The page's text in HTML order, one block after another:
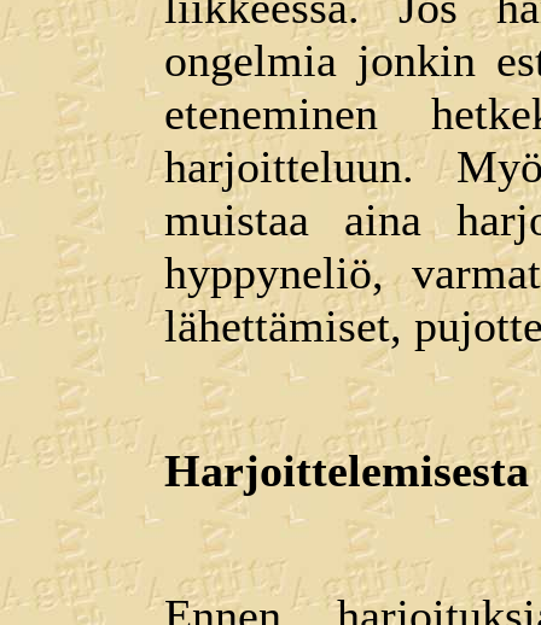
ongelmia jonkin
eteneminen
harjoitteluun.
muistaa aina
hyppyneliö,
lähettämiset,
Harjoittelemisesta